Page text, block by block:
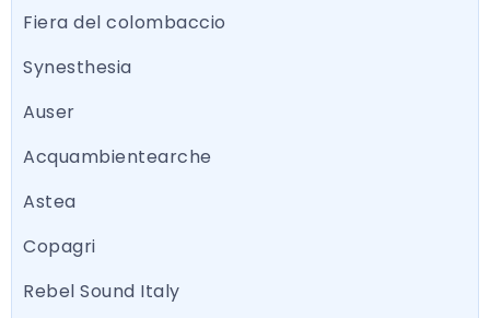
Fiera del colombaccio
Synesthesia
Auser
Acquambientearche
Astea
Copagri
Rebel Sound Italy